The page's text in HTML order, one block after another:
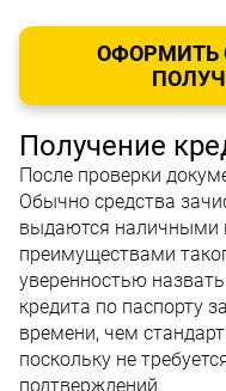
ОФОРМИТЬ
Получение
После проверки
Обычно средства
выдаются наличными
преимуществами
уверенностью
кредита по паспорту
времени, чем
поскольку не
подтверждений.